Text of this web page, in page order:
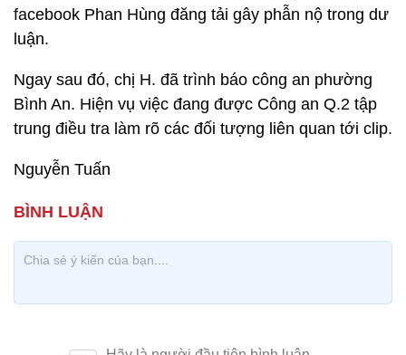
facebook Phan Hùng đăng tải gây phẫn nộ trong dư
luận.
Ngay sau đó, chị H. đã trình báo công an phường
Bình An. Hiện vụ việc đang được Công an Q.2 tập
trung điều tra làm rõ các đối tượng liên quan tới clip.
Nguyễn Tuấn